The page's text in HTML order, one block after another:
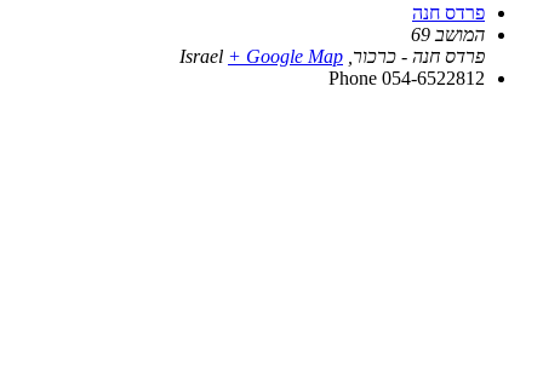
פרדס חנה
המושב 69
פרדס חנה - כרכור
Israel + Google Map
Phone 054-6522812